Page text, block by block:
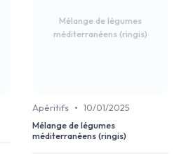
Mélange de légumes
méditerranéens (ringis)
Apéritifs • 10/01/2025
Mélange de légumes
méditerranéens (ringis)